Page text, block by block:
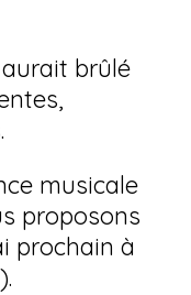
brûlé
musicale
proposons
prochain à